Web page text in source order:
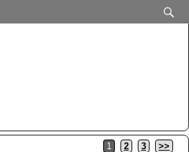
1 2 3 >>